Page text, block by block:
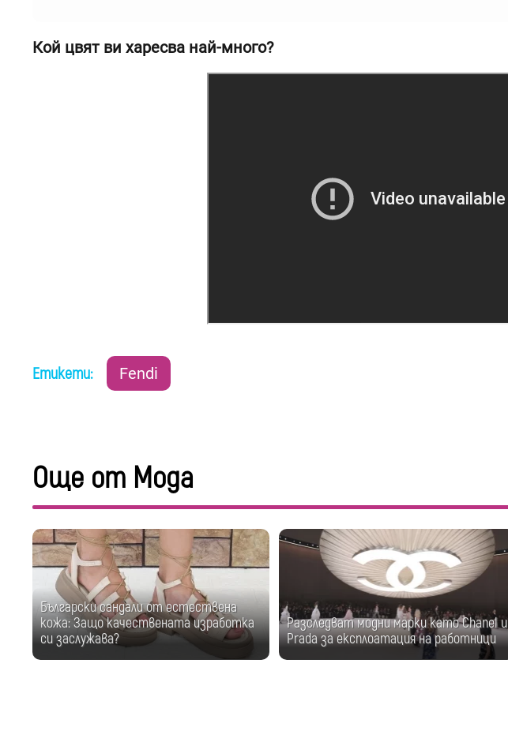
Кой цвят ви харесва най-много?
Етикети: Fendi
Още от Мода
Български сандали от естествена
кожа: Защо качествената изработка
си заслужава?
Разследват модни марки като Chanel и
Prada за експлоатация на работници